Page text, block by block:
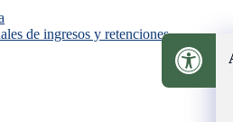
de ingresos y retenciones